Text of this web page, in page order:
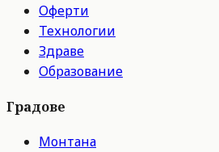
Оферти
Технологии
Здраве
Образование
Градове
Монтана